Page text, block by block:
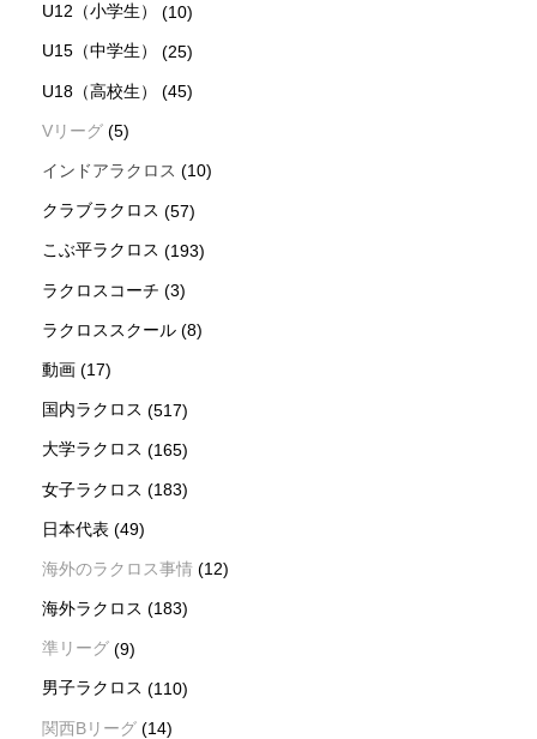
U12（小学生） (10)
U15（中学生） (25)
U18（高校生） (45)
Vリーグ (5)
インドアラクロス (10)
クラブラクロス (57)
こぶ平ラクロス (193)
ラクロスコーチ (3)
ラクロススクール (8)
動画 (17)
国内ラクロス (517)
大学ラクロス (165)
女子ラクロス (183)
日本代表 (49)
海外のラクロス事情 (12)
海外ラクロス (183)
準リーグ (9)
男子ラクロス (110)
関西Bリーグ (14)